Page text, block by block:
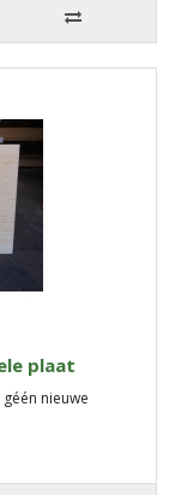
plaat
nieuwe